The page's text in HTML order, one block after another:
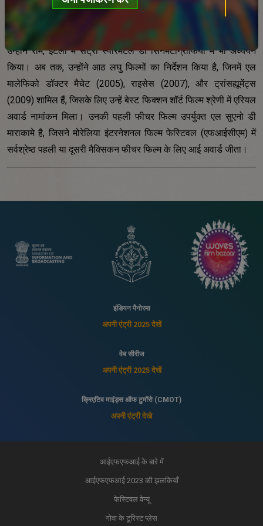
फेडेरिको सेचेटी मूल रूप से मेक्सिको सिटी के हैं। उन्होंने यूएनएएम में
यूनिवर्सिटी सेंटर फॉर सिनेमैटोग्राफिक स्टडीज (सीयूईसी) से स्नातक किया।
उन्होंने रोम, इटली में सेंट्रो स्पेरिमेंटेल डी सिनेमैटोग्राफिया में भी अध्ययन
किया। अब तक, उन्होंने आठ लघु फिल्मों का निर्देशन किया है, जिनमें एल
मालेफिको डॉक्टर मैचेट (2005), राइसेस (2007), और ट्रांसह्यूमेंट्स
(2009) शामिल हैं, जिसके लिए उन्हें बेस्ट फिक्शन शॉर्ट फिल्म श्रेणी में एरियल
अवार्ड नामांकन मिला। उनकी पहली फीचर फिल्म उपर्युक्त एल सुएनो डी
माराकामे है, जिसने मोरेलिया इंटरनेशनल फिल्म फेस्टिवल (एफआईसीएम) में
सर्वश्रेष्ठ पहली या दूसरी मैक्सिकन फीचर फिल्म के लिए आई अवार्ड जीता।
इंडियन पैनोरमा
अपनी एंट्री 2025 देखें
वेब सीरीज
अपनी एंट्री 2025 देखें
क्रिएटिव माइंड्स ऑफ टुमॉरो (CMOT)
अपनी एंट्री देखे
आईएफएफआई के बारे में
आईएफएफआई 2023 की झलकियाँ
फेस्टिवल वेन्यू
गोवा के टूरिस्ट प्लेस